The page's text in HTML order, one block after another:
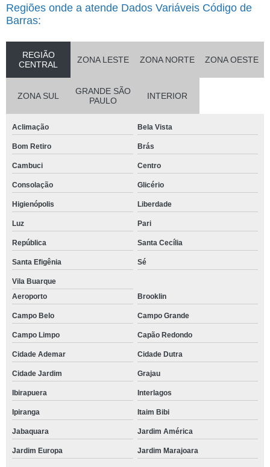
Regiões onde a atende Dados Variáveis Código de
Barras:
REGIÃO
CENTRAL
ZONA LESTE ZONA NORTE ZONA OESTE
ZONA SUL
GRANDE SÃO
PAULO
INTERIOR
Aclimação Bela Vista
Bom Retiro Brás
Cambuci Centro
Consolação Glicério
Higienópolis Liberdade
Luz Pari
República Santa Cecília
Santa Efigênia Sé
Vila Buarque
Aeroporto
Brooklin
Campo Belo Campo Grande
Campo Limpo Capão Redondo
Cidade Ademar Cidade Dutra
Cidade Jardim Grajau
Ibirapuera Interlagos
Ipiranga Itaim Bibi
Jabaquara Jardim América
Jardim Europa Jardim Marajoara